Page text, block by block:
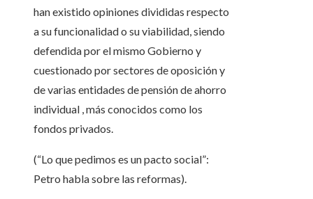
han existido opiniones divididas respecto
a su funcionalidad o su viabilidad, siendo
defendida por el mismo Gobierno y
cuestionado por sectores de oposición y
de varias entidades de pensión de ahorro
individual , más conocidos como los
fondos privados.
(“Lo que pedimos es un pacto social”:
Petro habla sobre las reformas).